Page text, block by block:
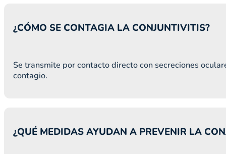
¿CÓMO SE CONTAGIA LA CONJUNTIVITIS?
Se transmite por contacto directo con secreciones
contagio.
¿QUÉ MEDIDAS AYUDAN A PREVENIR LA